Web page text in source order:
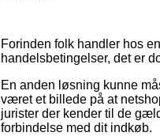
Forinden folk handler hos
handelsbetingelser, det er
En anden løsning kunne
været et billede på at
jurister der kender til de
forbindelse med dit indkøb.